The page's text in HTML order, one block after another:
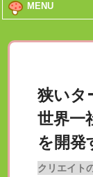
MENU
狭いタ
世界一
を開発
クリエイト